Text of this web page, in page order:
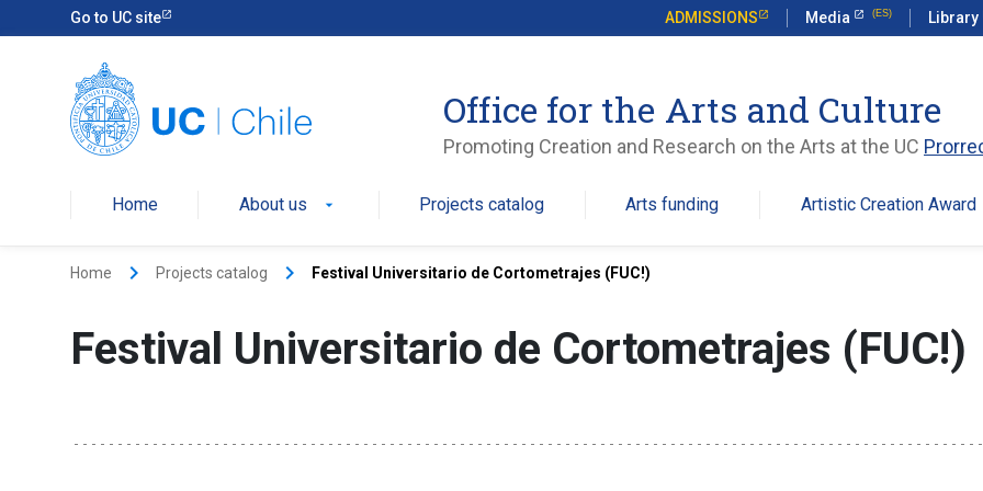
Go to UC site ADMISSIONS Media Library
Office for the Arts and Culture
Promoting Creation and Research on the Arts at the UC
Home About us arrow_drop_down Projects catalog Arts funding Artistic Creation Award
Home keyboard_arrow_right Projects catalog keyboard_arrow_right Festival Universitario de Cortometrajes (FUC!)
Festival Universitario de Cortometrajes (FUC!)